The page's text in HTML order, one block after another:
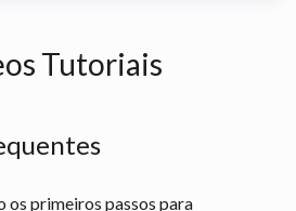
Tutoriais
os primeiros passos para